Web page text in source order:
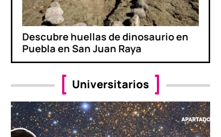
Descubre huellas de dinosaurio en
Puebla en San Juan Raya
Universitarios